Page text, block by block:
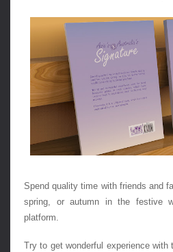
Spend quality time with friends and
spring, or autumn in the festive
platform.
Try to get wonderful experience